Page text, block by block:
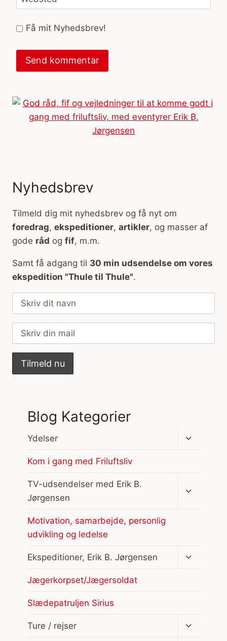
Få mit Nyhedsbrev!
Nyhedsbrev
Tilmeld dig mit nyhedsbrev og få nyt om
foredrag, ekspeditioner, artikler, og masser af
gode råd og fif, m.m.
Samt få adgang til 30 min udsendelse om vores
ekspedition "Thule til Thule".
Blog Kategorier
Ydelser
Skift
Kom i gang med Friluftsliv
TV-udsendelser med Erik B.
Jørgensen
Motivation, samarbejde, personlig
udvikling og ledelse
Ekspeditioner, Erik B. Jørgensen
Skift
Jægerkorpset/Jægersoldat
Slædepatruljen Sirius
Ture / rejser
Skift